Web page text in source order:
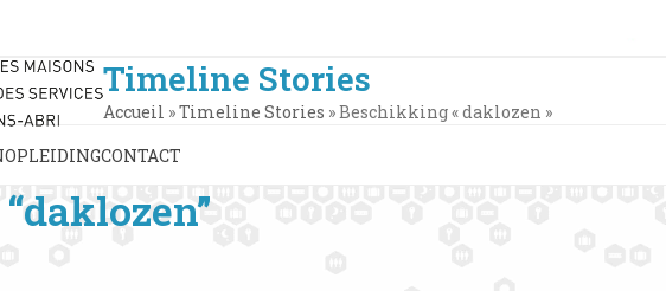
OPLEIDINGCONTACT
Timeline Stories
Accueil »Timeline Stories »Beschikking « daklozen »